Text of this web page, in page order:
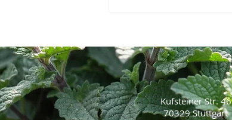
Kufsteiner Str. 46
70329 Stuttgart